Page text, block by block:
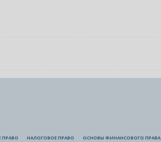
ПРАВО НАЛОГОВОЕ ПРАВО ОСНОВЫ ФИНАНСОВОГО ПРАВА